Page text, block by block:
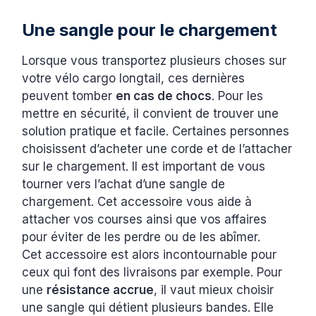
Une sangle pour le chargement
Lorsque vous transportez plusieurs choses sur
votre vélo cargo longtail, ces dernières
peuvent tomber en cas de chocs. Pour les
mettre en sécurité, il convient de trouver une
solution pratique et facile. Certaines personnes
choisissent d’acheter une corde et de l’attacher
sur le chargement. Il est important de vous
tourner vers l’achat d’une sangle de
chargement. Cet accessoire vous aide à
attacher vos courses ainsi que vos affaires
pour éviter de les perdre ou de les abîmer.
Cet accessoire est alors incontournable pour
ceux qui font des livraisons par exemple. Pour
une résistance accrue, il vaut mieux choisir
une sangle qui détient plusieurs bandes. Elle